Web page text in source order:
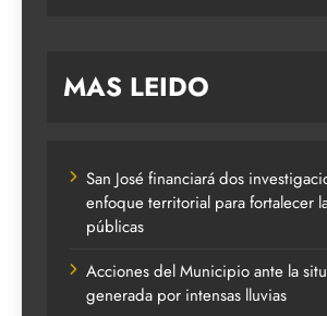
MAS LEIDO
San José financiará dos
enfoque territorial para fortalecer
públicas
Acciones del Municipio ante la
generada por intensas lluvias